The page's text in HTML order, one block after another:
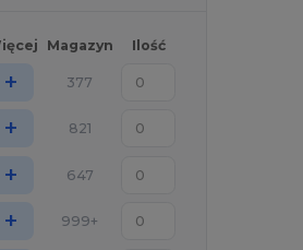
Magazyn Ilość
+ 377
+ 821
+ 647
+ 999+